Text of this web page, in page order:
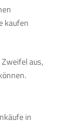
kaufen
aus,